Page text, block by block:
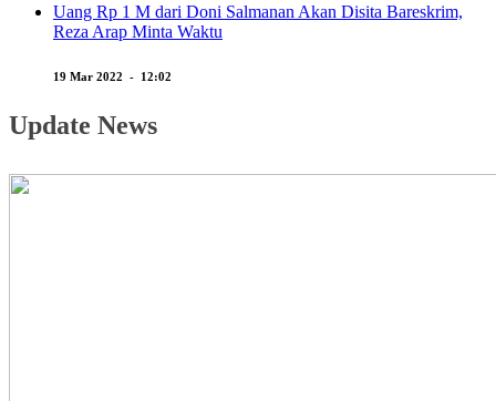
Uang Rp 1 M dari Doni Salmanan Akan Disita Bareskrim,
Reza Arap Minta Waktu
19 Mar 2022 - 12:02
Update News